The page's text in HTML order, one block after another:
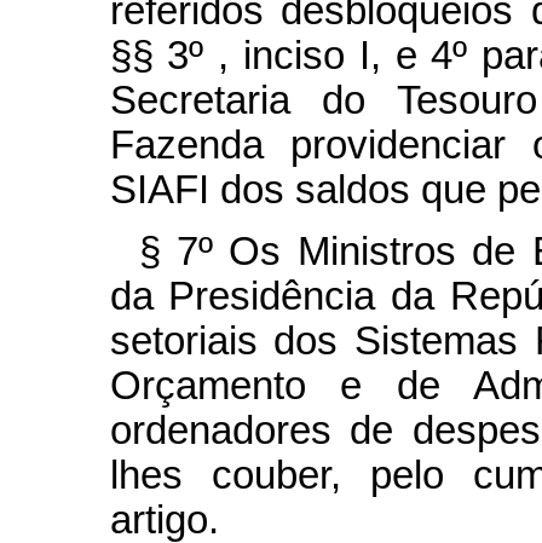
referidos
§§ 3º , inciso I, e 4º
Secretaria do
Fazenda providenciar
SIAFI dos saldos que
§ 7º Os Ministros de
da Presidência da
setoriais dos Sistemas
Orçamento e de
ordenadores de
lhes couber, pelo
artigo.